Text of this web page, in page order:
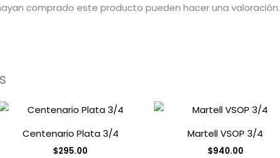
comprado este producto pueden hacer una valoración.
Centenario Plata 3/4
$295.00
Martell VSOP 3/4
$940.00